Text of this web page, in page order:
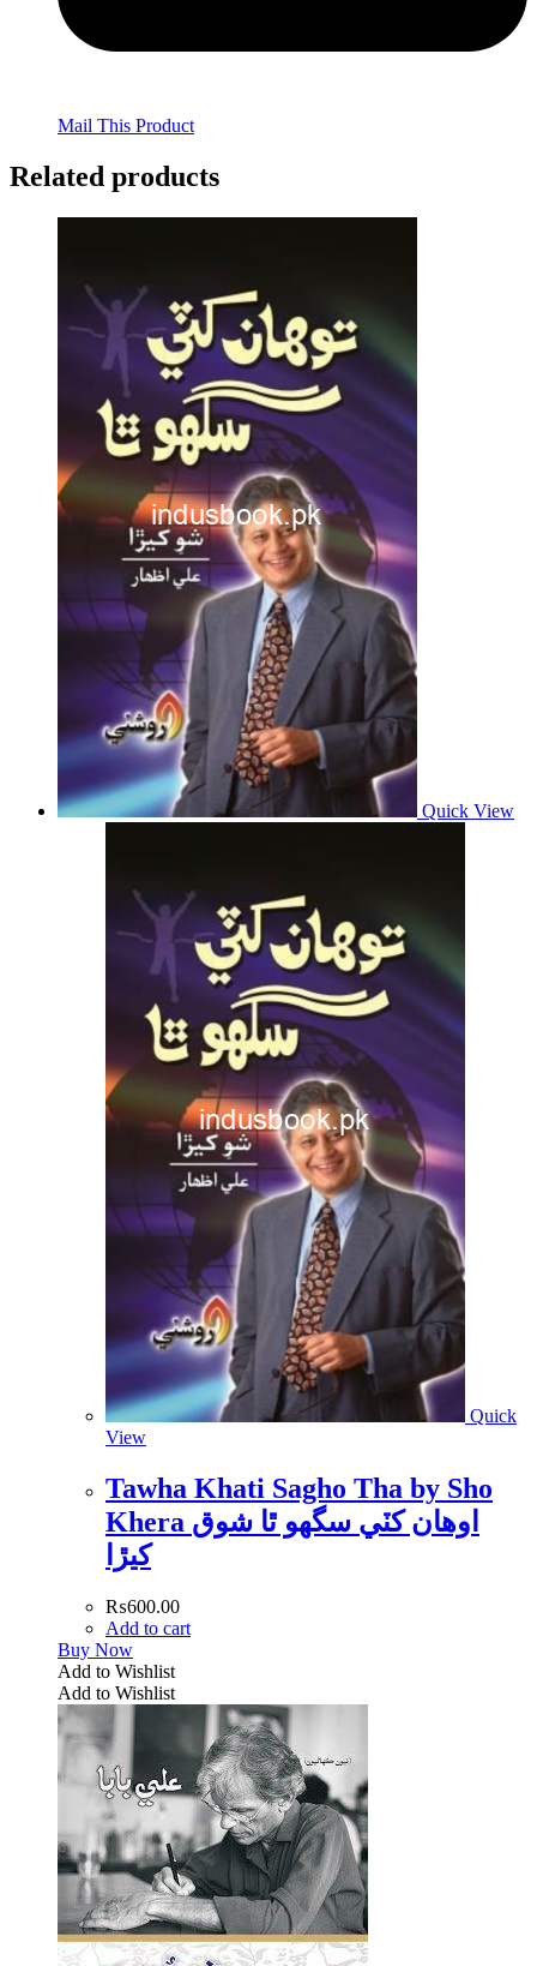
Mail This Product
Related products
Quick View
Quick
View
Tawha Khati Sagho Tha by Sho
Khera اوھان کٽي سگھو ٿا شوق
کيڙا
₨600.00
Add to cart
Buy Now
Add to Wishlist
Add to Wishlist